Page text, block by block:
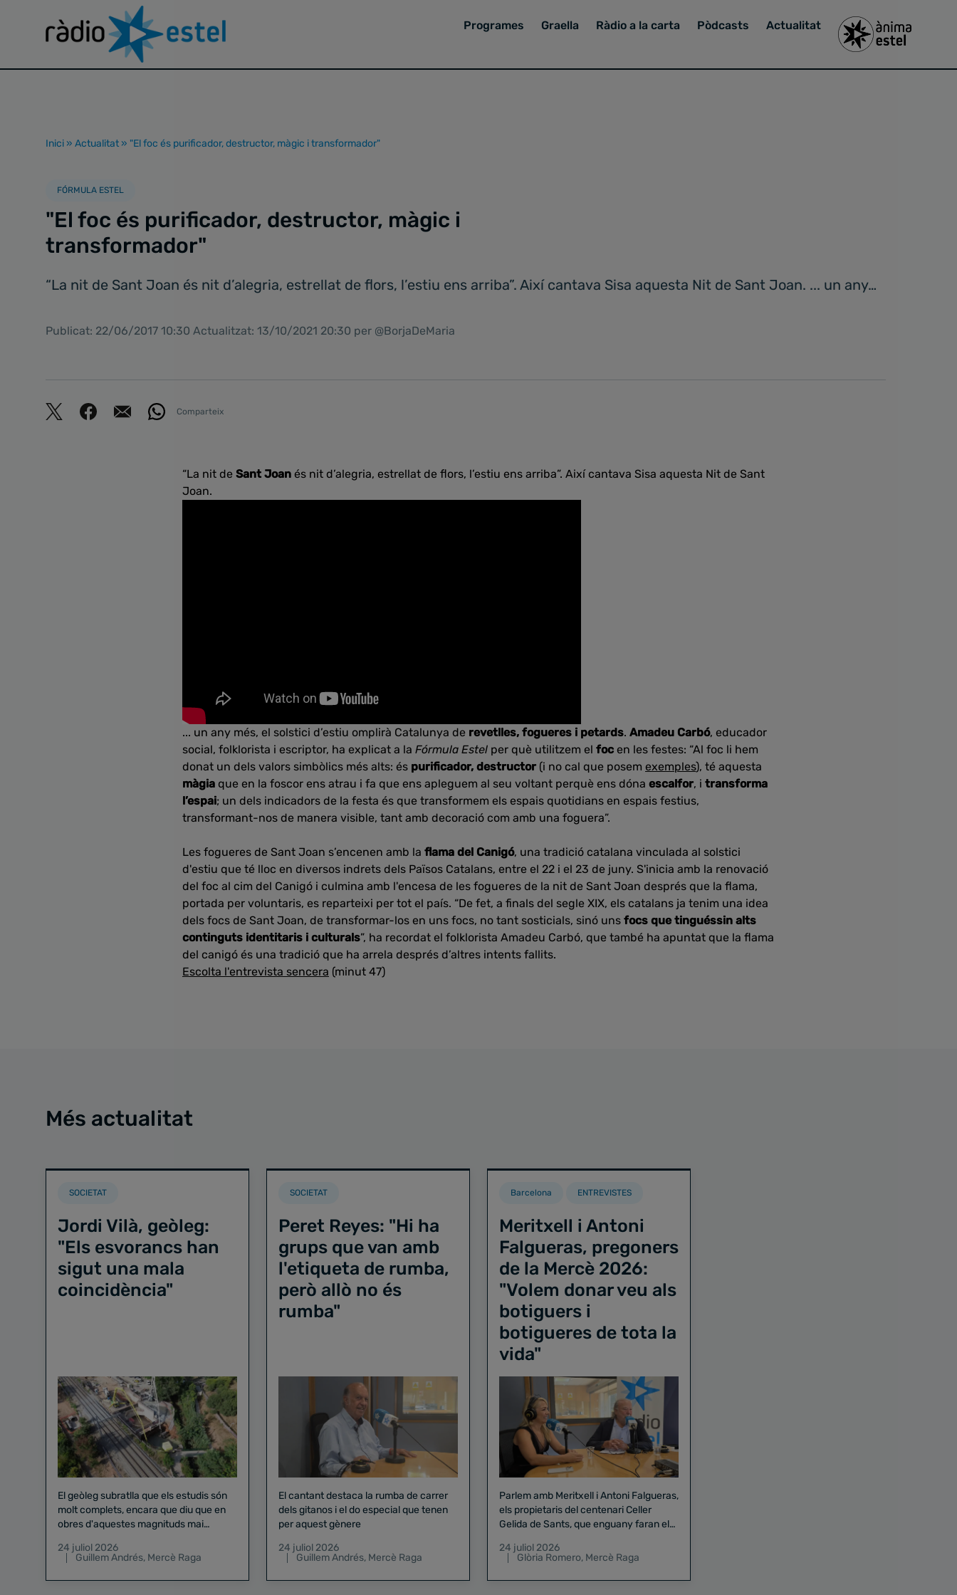
Programes Graella Ràdio a la carta Pòdcasts Actualitat
Inici » Actualitat » "El foc és purificador, destructor, màgic i transformador"
FÓRMULA ESTEL
"El foc és purificador, destructor, màgic i
transformador"
“La nit de Sant Joan és nit d’alegria, estrellat de flors, l’estiu ens arriba”. Així cantava Sisa aquesta Nit de Sant Joan. ... un any…
Publicat: 22/06/2017 10:30 Actualitzat: 13/10/2021 20:30 per @BorjaDeMaria
Comparteix
“La nit de Sant Joan és nit d’alegria, estrellat de flors, l’estiu ens arriba”. Així cantava Sisa aquesta Nit de Sant
Joan.
... un any més, el solstici d’estiu omplirà Catalunya de revetlles, fogueres i petards. Amadeu Carbó, educador
social, folklorista i escriptor, ha explicat a la Fórmula Estel per què utilitzem el foc en les festes: “Al foc li hem
donat un dels valors simbòlics més alts: és purificador, destructor (i no cal que posem exemples), té aquesta
màgia que en la foscor ens atrau i fa que ens apleguem al seu voltant perquè ens dóna escalfor, i transforma
l’espai; un dels indicadors de la festa és que transformem els espais quotidians en espais festius,
transformant-nos de manera visible, tant amb decoració com amb una foguera”.
Les fogueres de Sant Joan s’encenen amb la flama del Canigó, una tradició catalana vinculada al solstici
d'estiu que té lloc en diversos indrets dels Països Catalans, entre el 22 i el 23 de juny. S'inicia amb la renovació
del foc al cim del Canigó i culmina amb l'encesa de les fogueres de la nit de Sant Joan després que la flama,
portada per voluntaris, es reparteixi per tot el país. “De fet, a finals del segle XIX, els catalans ja tenim una idea
dels focs de Sant Joan, de transformar-los en uns focs, no tant sosticials, sinó uns focs que tinguéssin alts
continguts identitaris i culturals”, ha recordat el folklorista Amadeu Carbó, que també ha apuntat que la flama
del canigó és una tradició que ha arrela després d’altres intents fallits.
Escolta l'entrevista sencera (minut 47)
Més actualitat
SOCIETAT
Jordi Vilà, geòleg:
"Els esvorancs han
sigut una mala
coincidència"
El geòleg subratlla que els estudis són
molt complets, encara que diu que en
obres d'aquestes magnituds mai
24 juliol 2026
Guillem Andrés, Mercè Raga
SOCIETAT
Peret Reyes: "Hi ha
grups que van amb
l'etiqueta de rumba,
però allò no és
rumba"
El cantant destaca la rumba de carrer
dels gitanos i el do especial que tenen
per aquest gènere
24 juliol 2026
Guillem Andrés, Mercè Raga
Barcelona ENTREVISTES
Meritxell i Antoni
Falgueras, pregoners
de la Mercè 2026:
"Volem donar veu als
botiguers i
botigueres de tota la
vida"
Parlem amb Meritxell i Antoni Falgueras,
els propietaris del centenari Celler
Gelida de Sants, que enguany faran el
24 juliol 2026
Glòria Romero, Mercè Raga